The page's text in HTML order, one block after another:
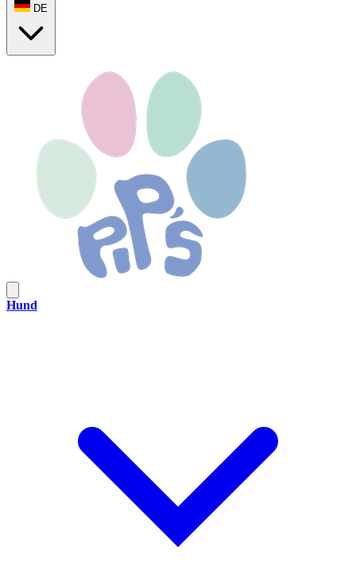
DE
Hund